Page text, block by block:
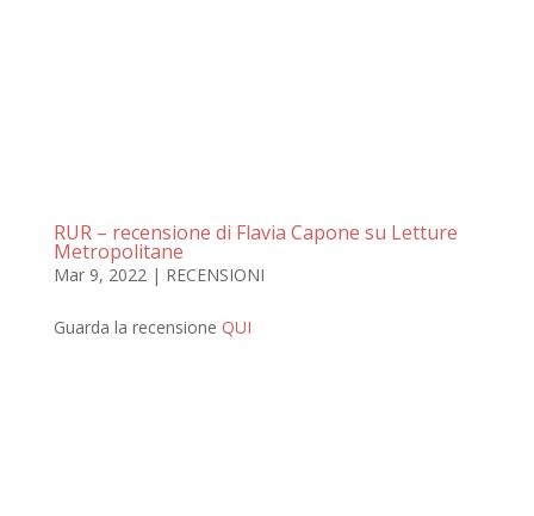
RUR – recensione di Flavia Capone su Letture
Metropolitane
Mar 9, 2022| RECENSIONI
Guarda la recensione QUI